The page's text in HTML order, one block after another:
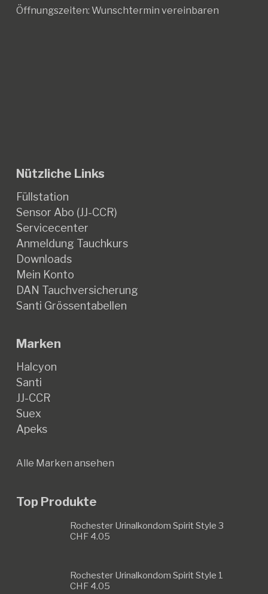
Öffnungszeiten: Wunschtermin vereinbaren
Nützliche Links
Füllstation
Sensor Abo (JJ-CCR)
Servicecenter
Anmeldung Tauchkurs
Downloads
Mein Konto
DAN Tauchversicherung
Santi Grössentabellen
Marken
Halcyon
Santi
JJ-CCR
Suex
Apeks
Alle Marken ansehen
Top Produkte
Rochester Urinalkondom Spirit Style 3
CHF4.05
Rochester Urinalkondom Spirit Style 1
CHF4.05